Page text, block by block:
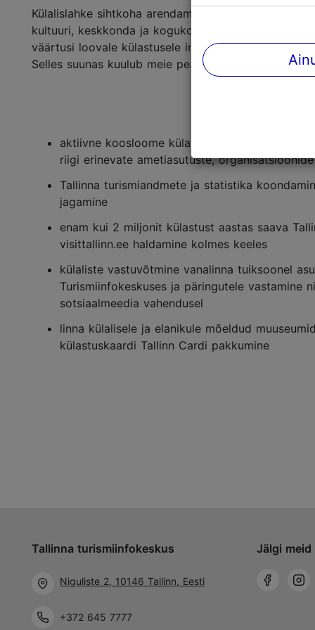
Külalislahke sihtkoha arendamise ja turismiinfo
kultuuri, keskkonda ja kogukonda väärtustavalt
väärtusi loovale külastusele inspireeritakse läbi
Selles suunas kuulub meie peamiste tegevuste
aktiivne koosloome külalislahke
riigi erinevate ametiasutuste,
Tallinna turismiandmete ja statistika
jagamine
enam kui 2 miljonit külastust aastas saava
visittallinn.ee haldamine kolmes keeles
külaliste vastuvõtmine vanalinna tuiksoonel
Turismiinfokeskuses ja päringutele vastamine
sotsiaalmeedia vahendusel
linna külalisele ja elanikule mõeldud
külastuskaardi Tallinn Cardi pakkumine
Tallinna turismiinfokeskus
Niguliste 2, 10146 Tallinn, Eesti
+372 645 7777
Jälgi meid